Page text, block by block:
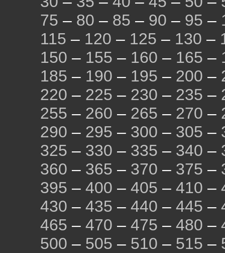
75 – 80 – 85 – 90 – 95 –
115 – 120 – 125 – 130 –
150 – 155 – 160 – 165 –
185 – 190 – 195 – 200 –
220 – 225 – 230 – 235 –
255 – 260 – 265 – 270 –
290 – 295 – 300 – 305 –
325 – 330 – 335 – 340 –
360 – 365 – 370 – 375 –
395 – 400 – 405 – 410 –
430 – 435 – 440 – 445 –
465 – 470 – 475 – 480 –
500 – 505 – 510 – 515 –